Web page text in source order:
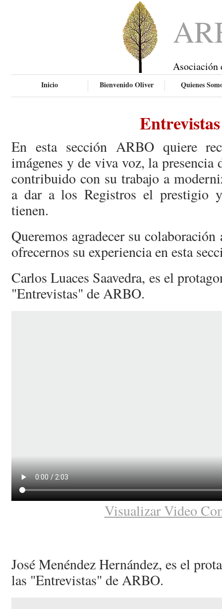
Asociación
Inicio Bienvenido Oliver Quienes
Entrevistas
En esta sección ARBO quiere
imágenes y de viva voz, la presencia
contribuido con su trabajo a
a dar a los Registros el prestigio
tienen.
Queremos agradecer su colaboración
ofrecernos su experiencia en esta
Carlos Luaces Saavedra, es el
"Entrevistas" de ARBO.
Visualizar Video
José Menéndez Hernández, es el
las "Entrevistas" de ARBO.